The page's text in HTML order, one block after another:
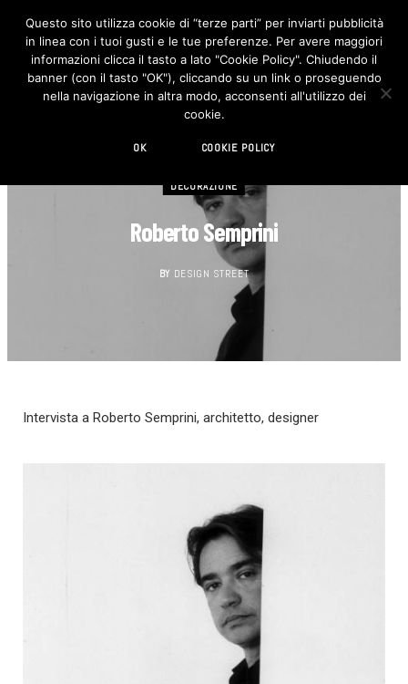
F
c
e
b
o
I
n
s
t
DECORAZIONE
Roberto Semprini
BY DESIGN STREET
Intervista a Roberto Semprini, architetto, designer
Questo sito utilizza cookie di “terze parti” per inviarti pubblicità
in linea con i tuoi gusti e le tue preferenze. Per avere maggiori
informazioni clicca il tasto a lato "Cookie Policy". Chiudendo il
banner (con il tasto "OK"), cliccando su un link o proseguendo
nella navigazione in altra modo, acconsenti all'utilizzo dei
cookie.
OK COOKIE POLICY